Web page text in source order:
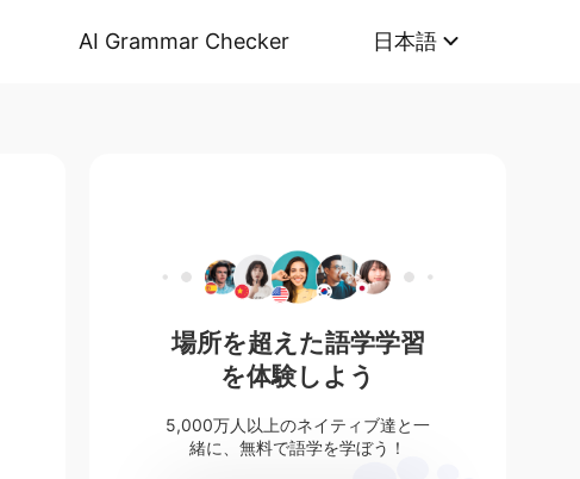
AI Grammar Checker 日本語
場所を超えた語学学習
を体験しよう
5,000万人以上のネイティブ達と一
緒に、無料で語学を学ぼう！